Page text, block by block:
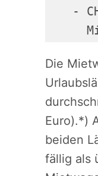
-
Die
Euro).*)
beiden
fällig als